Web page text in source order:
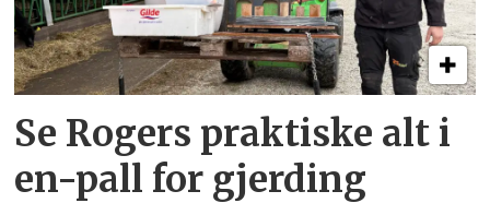
Se Rogers praktiske alt i
en-pall for gjerding